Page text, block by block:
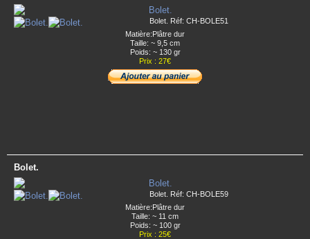
Bolet. Réf: CH-BOLE51
Matière:Plâtre dur
Taille: ~ 9,5 cm
Poids: ~ 130 gr
Prix : 27€
Bolet.
Bolet. Réf: CH-BOLE59
Matière:Plâtre dur
Taille: ~ 11 cm
Poids: ~ 100 gr
Prix : 25€